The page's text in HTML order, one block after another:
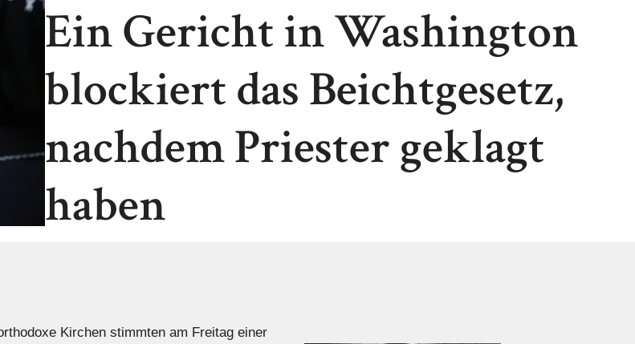
Ein Gericht in Washington
blockiert das Beichtgesetz,
nachdem Priester geklagt
haben
Kirchen stimmten am Freitag einer